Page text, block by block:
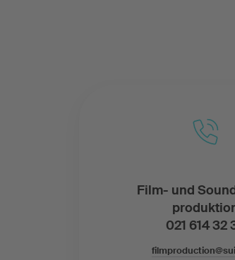
Film- und
021 614 32